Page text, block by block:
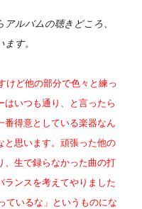
ルバムの聴きどころ、
す。
けど他の部分で色々と練っ
はいつも通り、と言ったら
番得意としている楽器なん
と思います。頑張った他の
、生で録らなかった曲の打
ランスを考えてやりました
ているな」というものにな